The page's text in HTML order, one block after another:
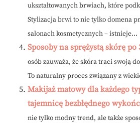
ukształtowanych brwiach, które
Stylizacja brwi to nie tylko domena
salonach kosmetycznych – istnieje...
Sposoby na sprężystą skórę po
osób zauważa, że skóra traci swoją
To naturalny proces związany z
Makijaż matowy dla każdego
tajemnicę bezbłędnego
nie tylko modny trend, ale także